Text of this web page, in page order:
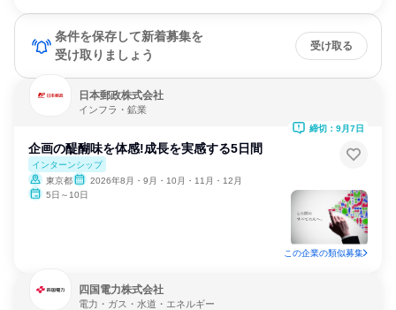
条件を保存して新着募集を
受け取りましょう
受け取る
日本郵政株式会社
インフラ・鉱業
企画の醍醐味を体感!成長を実感する5日間
インターンシップ
東京都
2026年8月・9月・10月・11月・12月
5日～10日
締切：9月7日
この企業の類似募集
四国電力株式会社
電力・ガス・水道・エネルギー